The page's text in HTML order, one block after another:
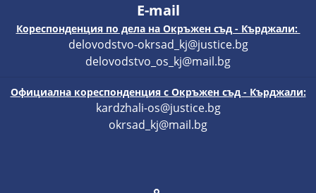
E-mail
Кореспонденция по дела на Окръжен съд - Кърджали:
delovodstvo-okrsad_kj@justice.bg
delovodstvo_os_kj@mail.bg
Официална кореспонденция с Окръжен съд - Кърджали:
kardzhali-os@justice.bg
okrsad_kj@mail.bg